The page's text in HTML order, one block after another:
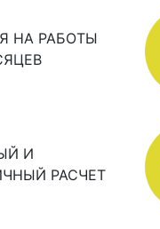
НА РАБОТЫ
И
РАСЧЕТ